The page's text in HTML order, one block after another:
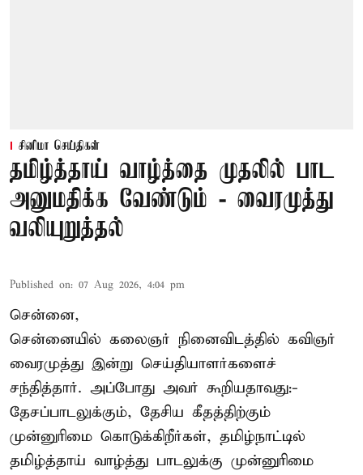
சினிமா செய்திகள்
தமிழ்த்தாய் வாழ்த்தை முதலில் பாட
அனுமதிக்க வேண்டும் - வைரமுத்து
வலியுறுத்தல்
Published on: 07 Aug 2026, 4:04 pm
சென்னை,
சென்னையில் கலைஞர் நினைவிடத்தில் கவிஞர்
வைரமுத்து இன்று செய்தியாளர்களைச்
சந்தித்தார். அப்போது அவர் கூறியதாவது:-
தேசப்பாடலுக்கும், தேசிய கீதத்திற்கும்
முன்னுரிமை கொடுக்கிறீர்கள், தமிழ்நாட்டில்
தமிழ்த்தாய் வாழ்த்து பாடலுக்கு முன்னுரிமை